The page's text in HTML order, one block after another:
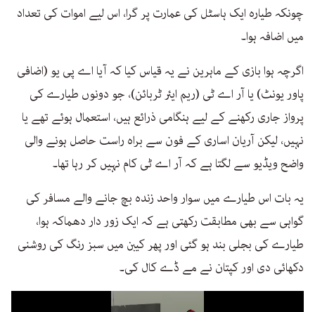
چونکہ طیارہ ایک ہاسٹل کی عمارت پر گرا، اس لیے اموات کی تعداد
میں اضافہ ہوا۔
اگرچہ ہوا بازی کے ماہرین نے یہ قیاس کیا کہ آیا اے پی یو (اضافی
پاور یونٹ) یا آر اے ٹی (ریم ایئر ٹربائن)، جو دونوں طیارے کی
پرواز جاری رکھنے کے لیے ہنگامی ذرائع ہیں، استعمال ہوئے تھے یا
نہیں، لیکن آریان اساری کے فون سے براہ راست حاصل ہونے والی
واضح ویڈیو سے لگتا ہے کہ آر اے ٹی کام نہیں کر رہا تھا۔
یہ بات اس طیارے میں سوار واحد زندہ بچ جانے والے مسافر کی
گواہی سے بھی مطابقت رکھتی ہے کہ ایک زور دار دھماکہ ہوا،
طیارے کی بجلی بند ہو گئی اور پھر کیبن میں سبز رنگ کی روشنی
دکھائی دی اور کپتان نے مے ڈے کال کی۔